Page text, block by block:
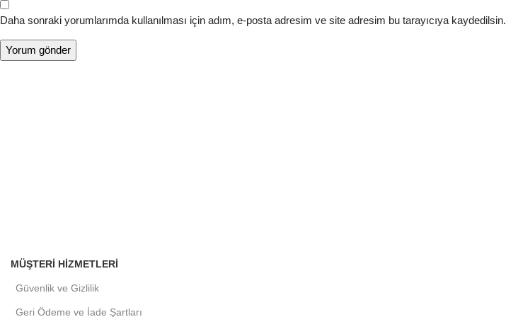
Daha sonraki yorumlarımda kullanılması için adım, e-posta adresim ve site adresim bu tarayıcıya kaydedilsin.
MÜŞTERI HIZMETLERI
Güvenlik ve Gizlilik
Geri Ödeme ve İade Şartları